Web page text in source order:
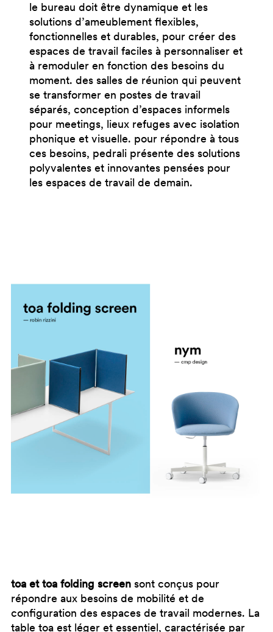
le bureau doit être dynamique et les
solutions d’ameublement flexibles,
fonctionnelles et durables, pour créer des
espaces de travail faciles à personnaliser et
à remoduler en fonction des besoins du
moment. des salles de réunion qui peuvent
se transformer en postes de travail
séparés, conception d’espaces informels
pour meetings, lieux refuges avec isolation
phonique et visuelle. pour répondre à tous
ces besoins, pedrali présente des solutions
polyvalentes et innovantes pensées pour
les espaces de travail de demain.
toa et toa folding screensont conçus pour
répondre aux besoins de mobilité et de
configuration des espaces de travail modernes. La
table toa est léger et essentiel, caractérisée par